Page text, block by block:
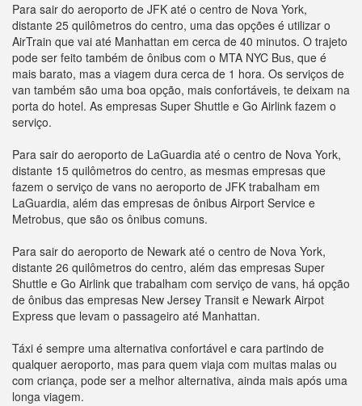
Para sair do aeroporto de JFK até o centro de Nova York,
distante 25 quilômetros do centro, uma das opções é utilizar o
AirTrain que vai até Manhattan em cerca de 40 minutos. O trajeto
pode ser feito também de ônibus com o MTA NYC Bus, que é
mais barato, mas a viagem dura cerca de 1 hora. Os serviços de
van também são uma boa opção, mais confortáveis, te deixam na
porta do hotel. As empresas Super Shuttle e Go Airlink fazem o
serviço.
Para sair do aeroporto de LaGuardia até o centro de Nova York,
distante 15 quilômetros do centro, as mesmas empresas que
fazem o serviço de vans no aeroporto de JFK trabalham em
LaGuardia, além das empresas de ônibus Airport Service e
Metrobus, que são os ônibus comuns.
Para sair do aeroporto de Newark até o centro de Nova York,
distante 26 quilômetros do centro, além das empresas Super
Shuttle e Go Airlink que trabalham com serviço de vans, há opção
de ônibus das empresas New Jersey Transit e Newark Airpot
Express que levam o passageiro até Manhattan.
Táxi é sempre uma alternativa confortável e cara partindo de
qualquer aeroporto, mas para quem viaja com muitas malas ou
com criança, pode ser a melhor alternativa, ainda mais após uma
longa viagem.